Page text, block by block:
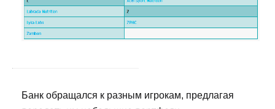
Банк обращался к разным игрокам, предлагая